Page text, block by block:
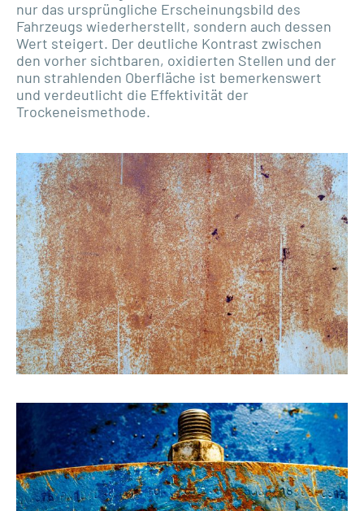
nur das ursprüngliche Erscheinungsbild des
Fahrzeugs wiederherstellt, sondern auch dessen
Wert steigert. Der deutliche Kontrast zwischen
den vorher sichtbaren, oxidierten Stellen und der
nun strahlenden Oberfläche ist bemerkenswert
und verdeutlicht die Effektivität der
Trockeneismethode.